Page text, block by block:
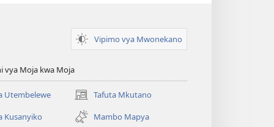
Vipimo vya Mwonekano
vya Moja kwa Moja
Utembelewe Tafuta Mkutano
(opens
new
window)
Kusanyiko
Mambo Mapya